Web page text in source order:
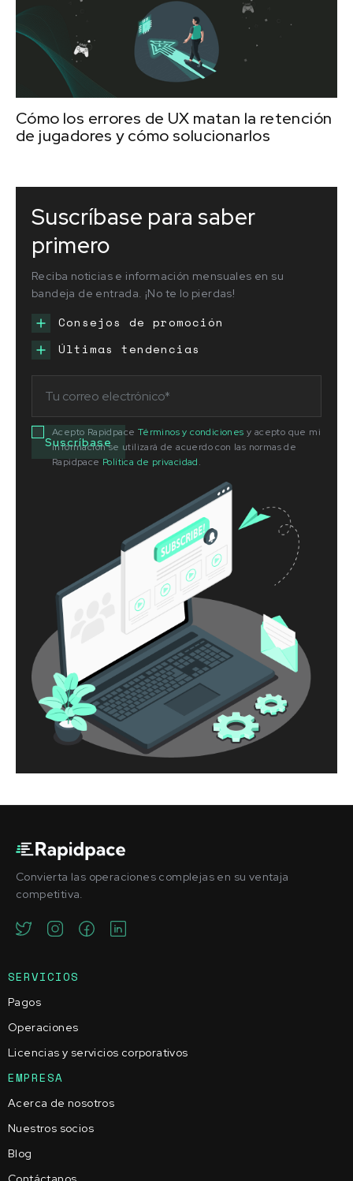
Cómo los errores de UX matan la retención
de jugadores y cómo solucionarlos
Suscríbase para saber
primero
Reciba noticias e información mensuales en su
bandeja de entrada. ¡No te lo pierdas!
Consejos de promoción
Últimas tendencias
Acepto Rapidpace Términos y condiciones y acepto que mi
información se utilizará de acuerdo con las normas de
Rapidpace Política de privacidad.
Convierta las operaciones complejas en su ventaja
competitiva.
SERVICIOS
Pagos
Operaciones
Licencias y servicios corporativos
EMPRESA
Acerca de nosotros
Nuestros socios
Blog